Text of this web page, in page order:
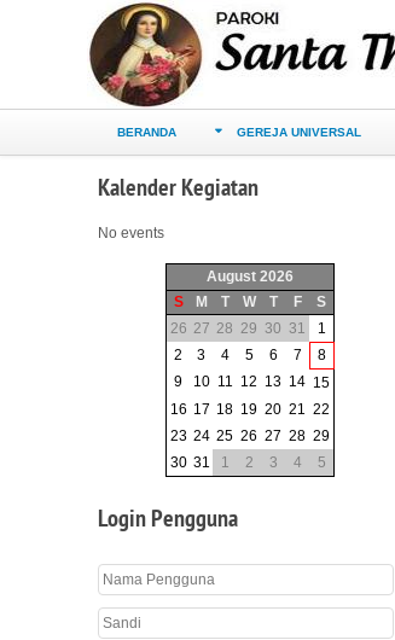
BERANDA GEREJA UNIVERSAL
Kalender Kegiatan
No events
August 2026
S
M T W T F
S
26 27 28 29 30 31
1
2
3 4 5 6 7
8
9
10 11 12 13 14 15
16 17 18 19 20 21 22
23 24 25 26 27 28 29
30 31 1 2 3 4 5
Login Pengguna